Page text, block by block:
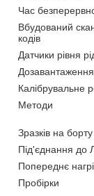
Час
Вбудований
кодів
Датчики рівня
Калібрувальне
Методи
Зразків на борту
Під'єднання до
Попереднє
Пробірки